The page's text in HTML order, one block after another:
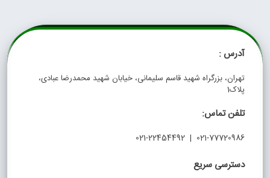
آدرس :
تهران، بزرگراه شهید قاسم سلیمانی، خیابان شهید محمدرضا عبادی،
پلاک1
تلفن تماس:
021-77720986 | 021-22454492
دسترسی سریع